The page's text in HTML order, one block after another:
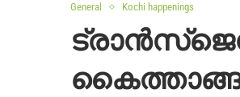
General Kochi happenings